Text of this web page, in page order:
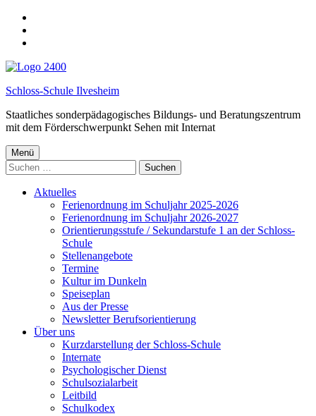
Fußzeile
Schloss-Schule Ilvesheim
Staatliches sonderpädagogisches Bildungs- und Beratungszentrum
mit dem Förderschwerpunkt Sehen mit Internat
Menü
Suchen
nach:
Aktuelles
Ferienordnung im Schuljahr 2025-2026
Ferienordnung im Schuljahr 2026-2027
Orientierungsstufe / Sekundarstufe 1 an der Schloss-
Schule
Stellenangebote
Termine
Kultur im Dunkeln
Speiseplan
Aus der Presse
Newsletter Berufsorientierung
Über uns
Kurzdarstellung der Schloss-Schule
Internate
Psychologischer Dienst
Schulsozialarbeit
Leitbild
Schulkodex